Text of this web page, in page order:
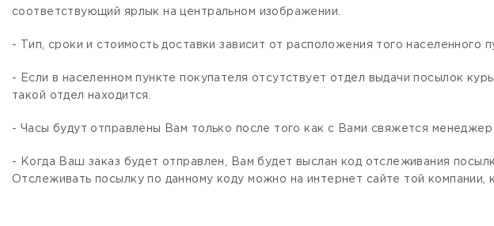
соответствующий ярлык на центральном изображении.
- Тип, сроки и стоимость доставки зависит от расположения того населенного
- Если в населенном пункте покупателя отсутствует отдел выдачи посылок
такой отдел находится.
- Часы будут отправлены Вам только после того как с Вами свяжется менеджер
- Когда Ваш заказ будет отправлен, Вам будет выслан код отслеживания
Отслеживать посылку по данному коду можно на интернет сайте той компании,